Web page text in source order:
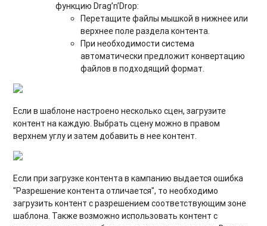
функцию Drag’n’Drop:
Перетащите файлы мышкой в нижнее или
верхнее поле раздела контента.
При необходимости система
автоматически предложит конвертацию
файлов в подходящий формат.
Если в шаблоне настроено несколько сцен, загрузите
контент на каждую. Выбрать сцену можно в правом
верхнем углу и затем добавить в нее контент.
Если при загрузке контента в кампанию выдается ошибка
"Разрешение контента отличается", то необходимо
загрузить контент с разрешением соответствующим зоне
шаблона. Также возможно использовать контент с